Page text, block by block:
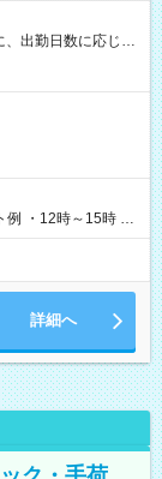
出勤日数に応じて
（Amazon負担）
・12時～15時 入
てください。
詳細へ